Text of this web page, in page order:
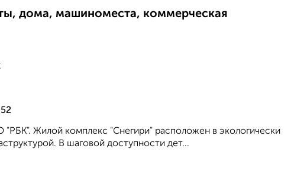
дома, машиноместа, коммерческая
Жилой комплекс "Снегири" расположен в экологически
В шаговой доступности дет...